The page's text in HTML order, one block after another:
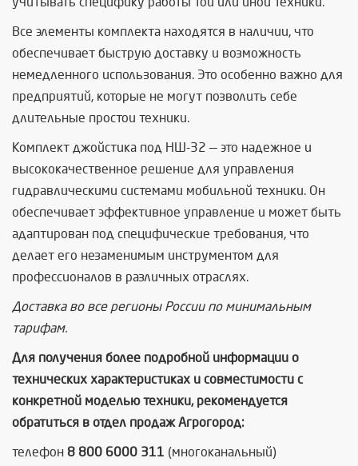
Все элементы комплекта находятся в наличии, что
обеспечивает быструю доставку и возможность
немедленного использования. Это особенно важно для
предприятий, которые не могут позволить себе
длительные простои техники.
Комплект джойстика под НШ-32 — это надежное и
высококачественное решение для управления
гидравлическими системами мобильной техники. Он
обеспечивает эффективное управление и может быть
адаптирован под специфические требования, что
делает его незаменимым инструментом для
профессионалов в различных отраслях.
Доставка во все регионы России по минимальным
тарифам.
Для получения более подробной информации о
технических характеристиках и совместимости с
конкретной моделью техники, рекомендуется
обратиться в отдел продаж Агрогород:
телефон 8 800 6000 311 (многоканальный)